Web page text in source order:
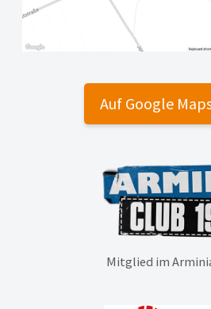
Auf Google
Mitglied im